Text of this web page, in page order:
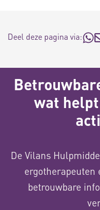
Deel deze pagina via:
wat
De Vilans
ergotherapeuten
betrouwbare